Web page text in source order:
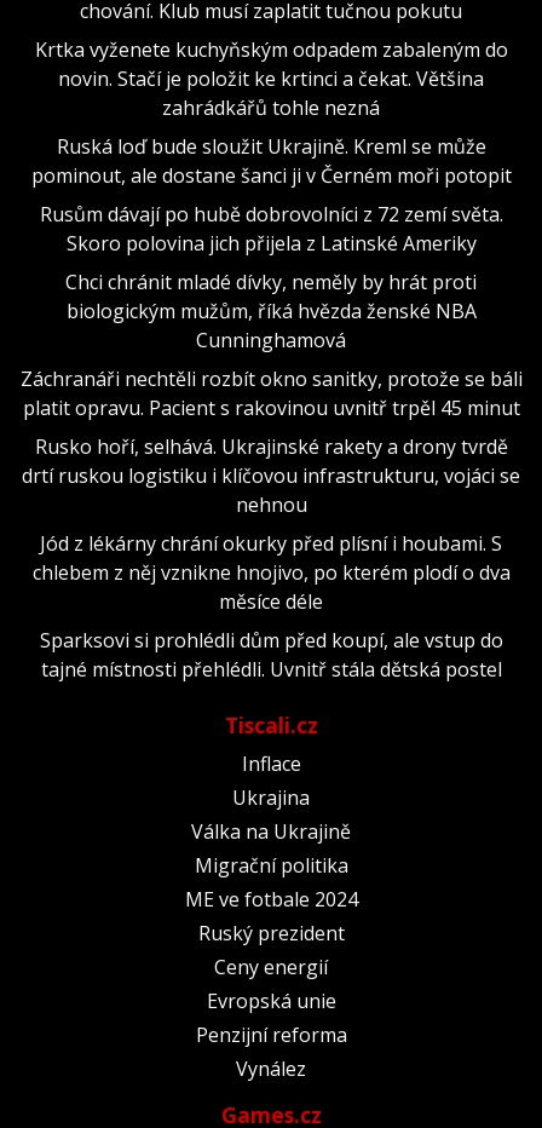
chování. Klub musí zaplatit tučnou pokutu
Krtka vyženete kuchyňským odpadem zabaleným do
novin. Stačí je položit ke krtinci a čekat. Většina
zahrádkářů tohle nezná
Ruská loď bude sloužit Ukrajině. Kreml se může
pominout, ale dostane šanci ji v Černém moři potopit
Rusům dávají po hubě dobrovolníci z 72 zemí světa.
Skoro polovina jich přijela z Latinské Ameriky
Chci chránit mladé dívky, neměly by hrát proti
biologickým mužům, říká hvězda ženské NBA
Cunninghamová
Záchranáři nechtěli rozbít okno sanitky, protože se báli
platit opravu. Pacient s rakovinou uvnitř trpěl 45 minut
Rusko hoří, selhává. Ukrajinské rakety a drony tvrdě
drtí ruskou logistiku i klíčovou infrastrukturu, vojáci se
nehnou
Jód z lékárny chrání okurky před plísní i houbami. S
chlebem z něj vznikne hnojivo, po kterém plodí o dva
měsíce déle
Sparksovi si prohlédli dům před koupí, ale vstup do
tajné místnosti přehlédli. Uvnitř stála dětská postel
Tiscali.cz
Inflace
Ukrajina
Válka na Ukrajině
Migrační politika
ME ve fotbale 2024
Ruský prezident
Ceny energií
Evropská unie
Penzijní reforma
Vynález
Games.cz